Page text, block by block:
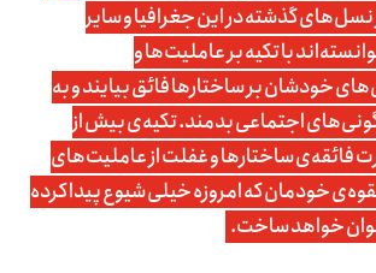
نسل‌های گذشته در این جغرافیا و سایر
با تکیه بر عاملیت‌ها و
خودشان بر ساختارها فائق بیایند و به
اجتماعی بدمند. تکیه‌ی بیش از
فائقه‌ی ساختارها و غفلت از عاملیت‌های
خودمان که امروزه خیلی شیوع پیدا کرده
خواهد ساخت.